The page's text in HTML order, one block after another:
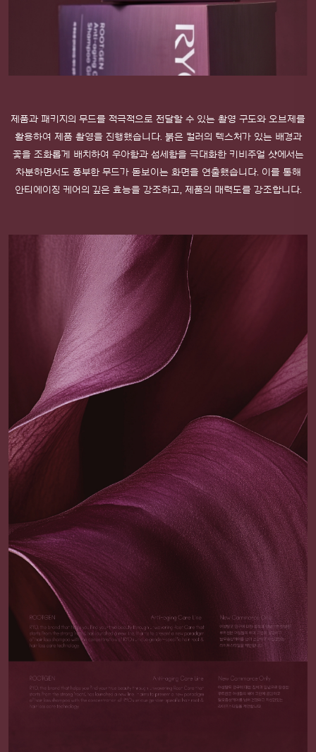
제품과 패키지의 무드를 적극적으로 전달할 수 있는 촬영 구도와 오브제를
활용하여 제품 촬영을 진행했습니다. 붉은 컬러의 텍스처가 있는 배경과
꽃을 조화롭게 배치하여 우아함과 섬세함을 극대화한 키비주얼 샷에서는
차분하면서도 풍부한 무드가 돋보이는 화면을 연출했습니다. 이를 통해
안티에이징 케어의 깊은 효능을 강조하고, 제품의 매력도를 강조합니다.